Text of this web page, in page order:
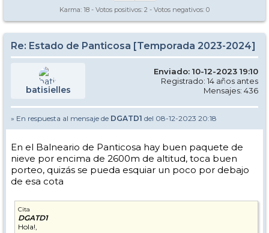
Karma: 18 - Votos positivos: 2 - Votos negativos: 0
Re: Estado de Panticosa [Temporada 2023-2024]
batisielles
Enviado: 10-12-2023 19:10
Registrado: 14 años antes
Mensajes: 436
» En respuesta al mensaje de DGATD1 del 08-12-2023 20:18
En el Balneario de Panticosa hay buen paquete de
nieve por encima de 2600m de altitud, toca buen
porteo, quizás se pueda esquiar un poco por debajo
de esa cota
Cita
DGATD1
Hola!,